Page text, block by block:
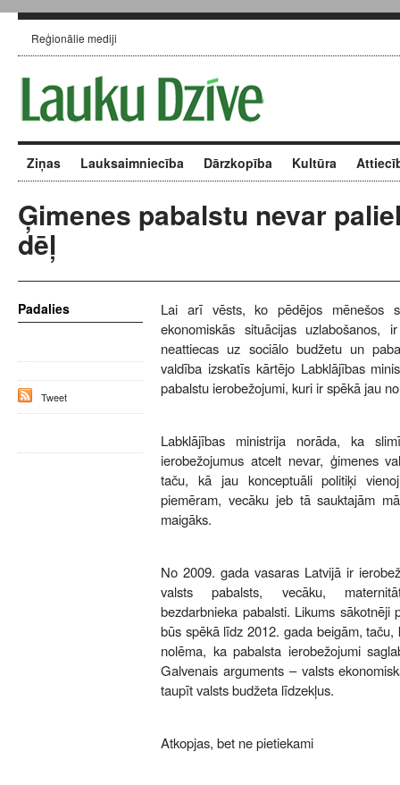
Reģionālie mediji
Ziņas Lauksaimniecība Dārzkopība Kultūra
Ģimenes pabalstu nevar
dēļ
Lai arī vēsts, ko pēdējos mēnešos
ekonomiskās situācijas uzlabošanos,
neattiecas uz sociālo budžetu un
valdība izskatīs kārtējo Labklājības
pabalstu ierobežojumi, kuri ir spēkā jau
Labklājības ministrija norāda, ka
ierobežojumus atcelt nevar, ģimenes
taču, kā jau konceptuāli politiķi
piemēram, vecāku jeb tā sauktajām
maigāks.
No 2009. gada vasaras Latvijā ir
valsts pabalsts, vecāku,
bezdarbnieka pabalsti. Likums sākotnēji
būs spēkā līdz 2012. gada beigām,
nolēma, ka pabalsta ierobežojumi
Galvenais arguments – valsts
taupīt valsts budžeta līdzekļus.
Atkopjas, bet ne pietiekami
Padalies
Tweet